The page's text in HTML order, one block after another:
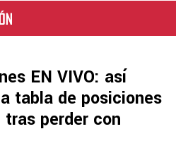
EN VIVO: así
tabla de posiciones
perder con